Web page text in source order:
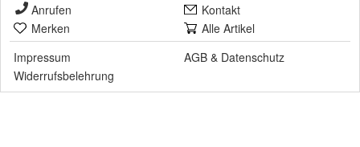
Anrufen
Kontakt
Merken
Alle Artikel
Impressum
AGB & Datenschutz
Widerrufsbelehrung